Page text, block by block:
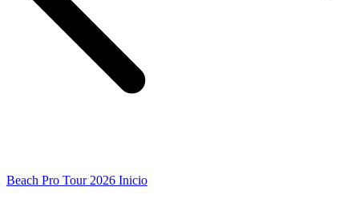
Beach Pro Tour 2026 Inicio